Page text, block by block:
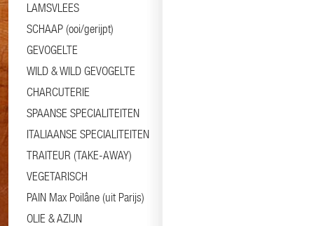
LAMSVLEES
SCHAAP (ooi/gerijpt)
GEVOGELTE
WILD & WILD GEVOGELTE
CHARCUTERIE
SPAANSE SPECIALITEITEN
ITALIAANSE SPECIALITEITEN
TRAITEUR (TAKE-AWAY)
VEGETARISCH
PAIN Max Poilâne (uit Parijs)
OLIE & AZIJN